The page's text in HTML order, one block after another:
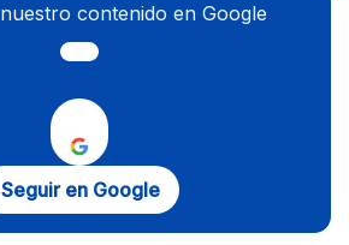
contenido en Google
Seguir en Google